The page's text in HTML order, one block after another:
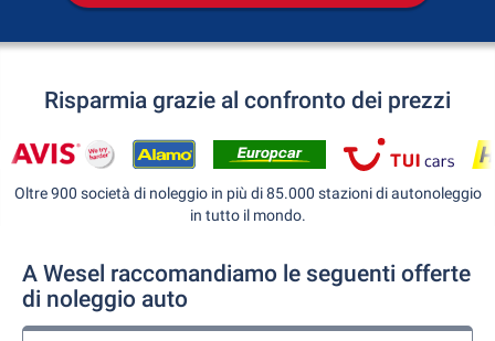
Risparmia grazie al confronto dei prezzi
Oltre 900 società di noleggio in più di 85.000 stazioni di autonoleggio
in tutto il mondo.
A Wesel raccomandiamo le seguenti offerte
di noleggio auto